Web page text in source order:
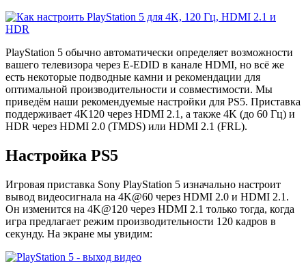
PlayStation 5 обычно автоматически определяет возможности
вашего телевизора через E-EDID в канале HDMI, но всё же
есть некоторые подводные камни и рекомендации для
оптимальной производительности и совместимости. Мы
приведём наши рекомендуемые настройки для PS5. Приставка
поддерживает 4K120 через HDMI 2.1, а также 4K (до 60 Гц) и
HDR через HDMI 2.0 (TMDS) или HDMI 2.1 (FRL).
Настройка PS5
Игровая приставка Sony PlayStation 5 изначально настроит
вывод видеосигнала на 4K@60 через HDMI 2.0 и HDMI 2.1.
Он изменится на 4K@120 через HDMI 2.1 только тогда, когда
игра предлагает режим производительности 120 кадров в
секунду. На экране мы увидим: